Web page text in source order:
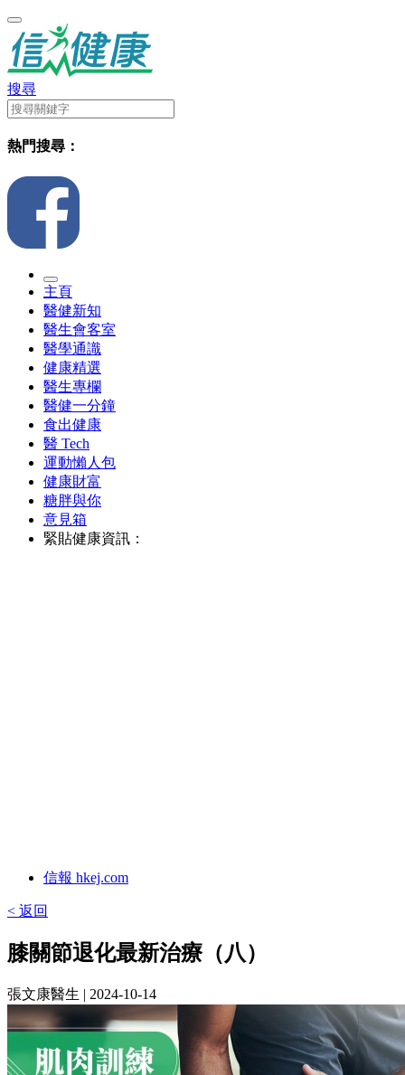
搜尋
熱門搜尋：
主頁
醫健新知
醫生會客室
醫學通識
健康精選
醫生專欄
醫健一分鐘
食出健康
醫 Tech
運動懶人包
健康財富
糖胖與你
意見箱
緊貼健康資訊：
信報 hkej.com
< 返回
膝關節退化最新治療（八）
張文康醫生 | 2024-10-14